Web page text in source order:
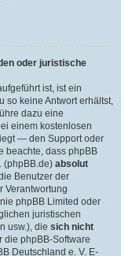
oder juristische
ist, ist ein
so keine Antwort erhältst,
dazu eine
einem kostenlosen
— den Support oder
beachte, dass phpBB
(phpBB.de) absolut
Benutzer der
Verantwortung
phpBB Limited oder
juristischen
usw.), die sich nicht
die phpBB-Software
Deutschland e. V. E-